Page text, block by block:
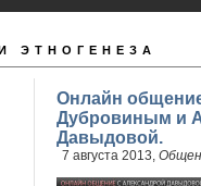
ЭТНОГЕНЕЗА
Онлайн
Дубровиным и
Давыдовой.
7 августа 2013,